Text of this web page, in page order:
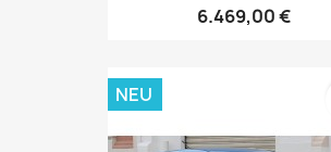
6.469,00 €
NEU